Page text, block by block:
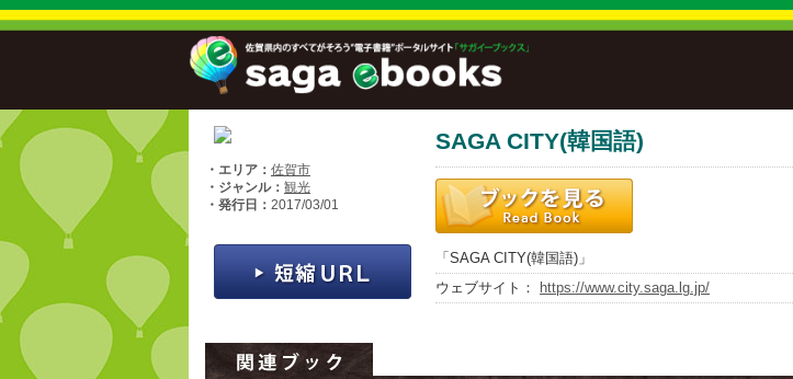
・エリア： 佐賀市
・ジャンル： 観光
・発行日： 2017/03/01
SAGA CITY(韓国語)
「SAGA CITY(韓国語)」
ウェブサイト：
https://www.city.saga.lg.jp/